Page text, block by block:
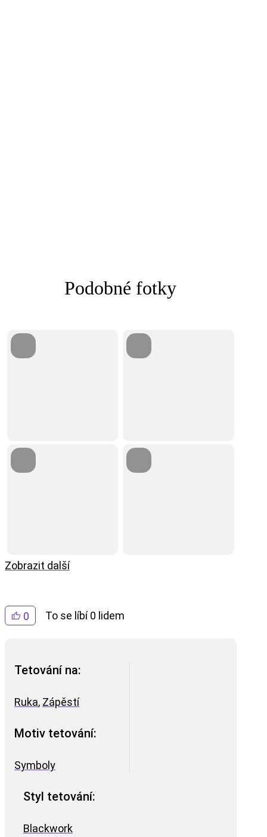
0 To se líbí 0 lidem
Tetování na:
Ruka, Zápěstí
Motiv tetování:
Symboly
Styl tetování:
Blackwork
Podobné fotky
Zobrazit další